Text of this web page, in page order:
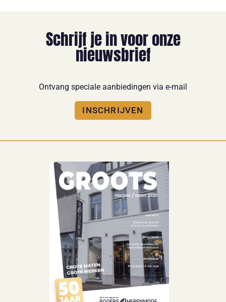
Schrijf je in voor onze
nieuwsbrief
Ontvang speciale aanbiedingen via e-mail
INSCHRIJVEN